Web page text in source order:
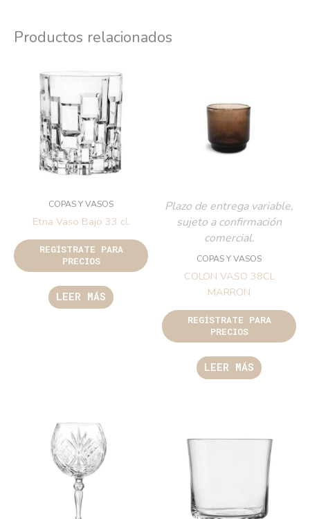
Productos relacionados
COPAS Y VASOS
Etna Vaso Bajo 33 cl.
REGÍSTRATE PARA
PRECIOS
LEER MÁS
Plazo de entrega variable,
sujeto a confirmación
comercial.
COPAS Y VASOS
COLON VASO 38CL
MARRON
REGÍSTRATE PARA
PRECIOS
LEER MÁS